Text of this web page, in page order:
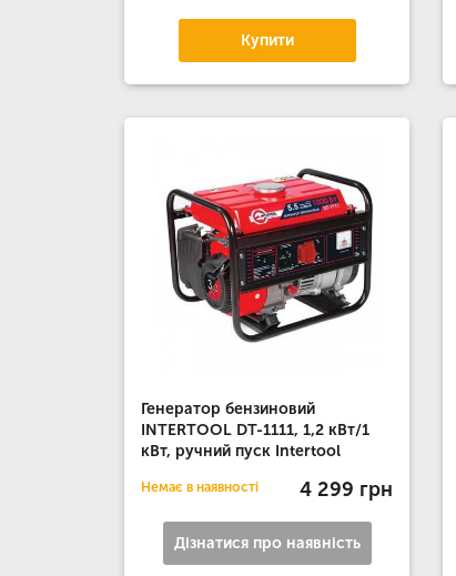
Купити
Генератор бензиновий
INTERTOOL DT-1111, 1,2 кВт/1
кВт, ручний пуск Intertool
Немає в наявності 4 299 грн
Дізнатися про наявність